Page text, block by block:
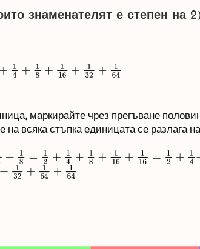
знаменателят е степен на
+1 4+ 18 +1 16 +132+ 164
маркирайте чрез прегъване
всяка стъпка единицата се разлага
+1 8+116+ 116= 12+14+
64 +164